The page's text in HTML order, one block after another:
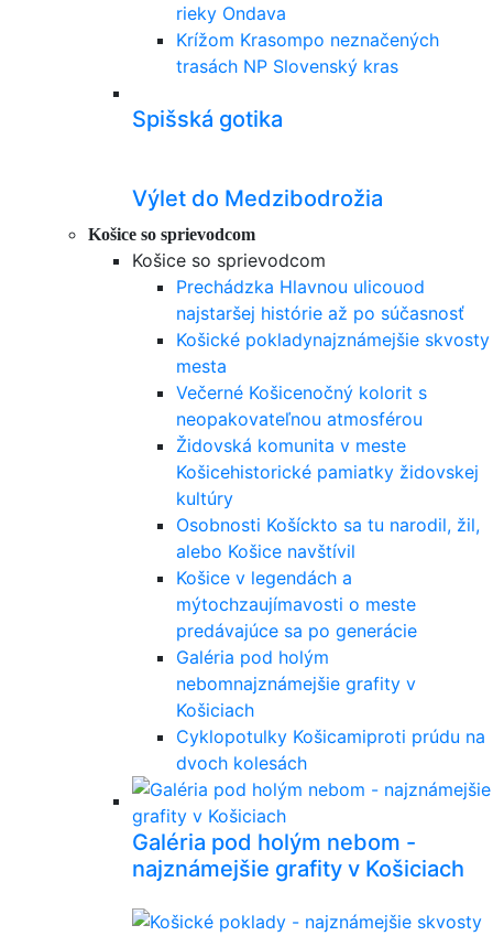
rieky Ondava
Krížom Krasompo neznačených
trasách NP Slovenský kras
Spišská gotika
Výlet do Medzibodrožia
Košice so sprievodcom
Košice so sprievodcom
Prechádzka Hlavnou ulicouod
najstaršej histórie až po súčasnosť
Košické pokladynajznámejšie skvosty
mesta
Večerné Košicenočný kolorit s
neopakovateľnou atmosférou
Židovská komunita v meste
Košicehistorické pamiatky židovskej
kultúry
Osobnosti Košíckto sa tu narodil, žil,
alebo Košice navštívil
Košice v legendách a
mýtochzaujímavosti o meste
predávajúce sa po generácie
Galéria pod holým
nebomnajznámejšie grafity v
Košiciach
Cyklopotulky Košicamiproti prúdu na
dvoch kolesách
Galéria pod holým nebom -
najznámejšie grafity v Košiciach